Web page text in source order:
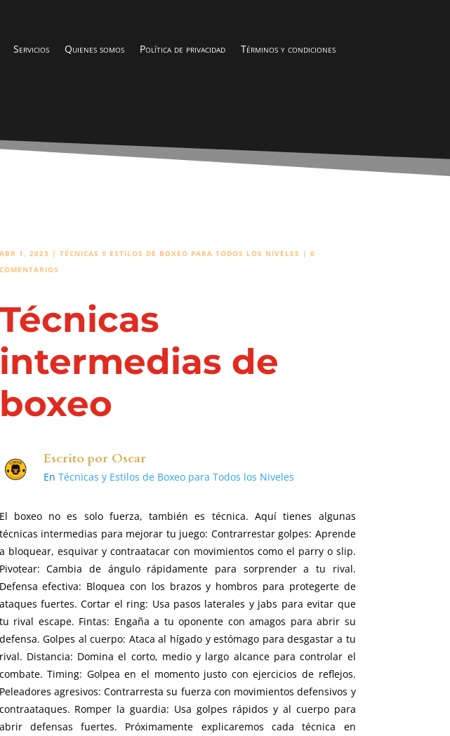
Servicios Quienes somos Política de privacidad Términos y condiciones
ABR 1, 2025 | TÉCNICAS Y ESTILOS DE BOXEO PARA TODOS LOS NIVELES | 0
COMENTARIOS
Técnicas
intermedias de
boxeo
Escrito por Oscar
En Técnicas y Estilos de Boxeo para Todos los Niveles
El boxeo no es solo fuerza, también es técnica. Aquí tienes algunas
técnicas intermedias para mejorar tu juego: Contrarrestar golpes: Aprende
a bloquear, esquivar y contraatacar con movimientos como el parry o slip.
Pivotear: Cambia de ángulo rápidamente para sorprender a tu rival.
Defensa efectiva: Bloquea con los brazos y hombros para protegerte de
ataques fuertes. Cortar el ring: Usa pasos laterales y jabs para evitar que
tu rival escape. Fintas: Engaña a tu oponente con amagos para abrir su
defensa. Golpes al cuerpo: Ataca al hígado y estómago para desgastar a tu
rival. Distancia: Domina el corto, medio y largo alcance para controlar el
combate. Timing: Golpea en el momento justo con ejercicios de reflejos.
Peleadores agresivos: Contrarresta su fuerza con movimientos defensivos y
contraataques. Romper la guardia: Usa golpes rápidos y al cuerpo para
abrir defensas fuertes. Próximamente explicaremos cada técnica en